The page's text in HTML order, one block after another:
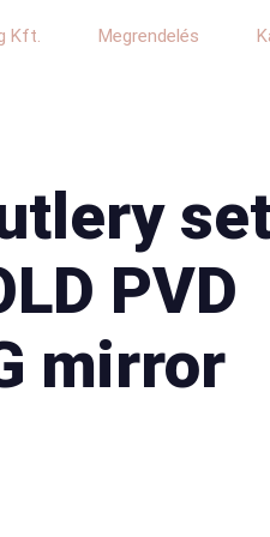
Kft. Megrendelés
PVD
mirror